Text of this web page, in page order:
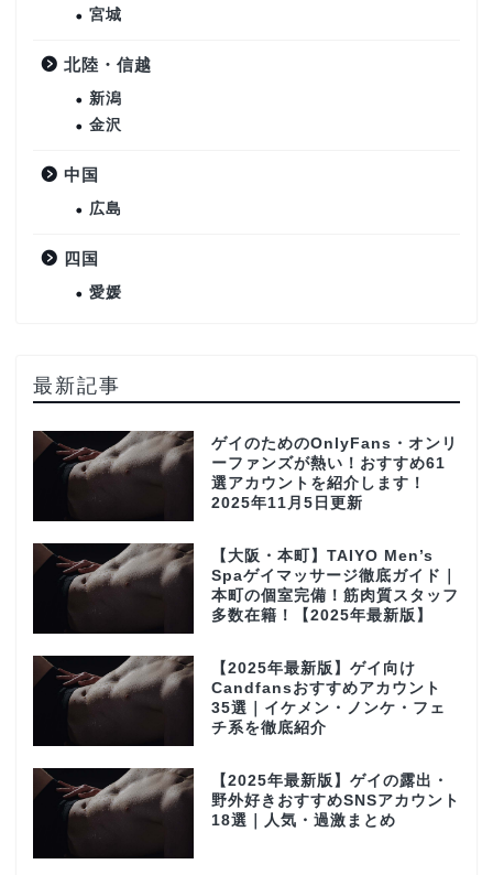
宮城
北陸・信越
新潟
金沢
中国
広島
四国
愛媛
最新記事
ゲイのためのOnlyFans・オンリ
ーファンズが熱い！おすすめ61
選アカウントを紹介します！
2025年11月5日更新
【大阪・本町】TAIYO Men’s
Spaゲイマッサージ徹底ガイド｜
本町の個室完備！筋肉質スタッフ
多数在籍！【2025年最新版】
【2025年最新版】ゲイ向け
Candfansおすすめアカウント
35選｜イケメン・ノンケ・フェ
チ系を徹底紹介
【2025年最新版】ゲイの露出・
野外好きおすすめSNSアカウント
18選｜人気・過激まとめ